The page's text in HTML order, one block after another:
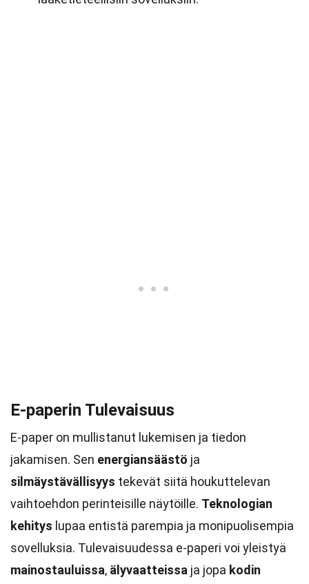
E-paperin Tulevaisuus
E-paper on mullistanut lukemisen ja tiedon
jakamisen. Sen energiansäästö ja
silmäystävällisyys tekevät siitä houkuttelevan
vaihtoehdon perinteisille näytöille. Teknologian
kehitys lupaa entistä parempia ja monipuolisempia
sovelluksia. Tulevaisuudessa e-paperi voi yleistyä
mainostauluissa, älyvaatteissa ja jopa kodin